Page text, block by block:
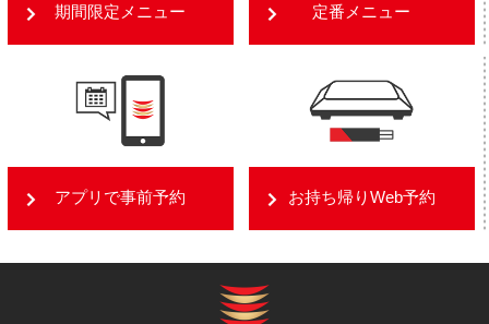
期間限定メニュー 定番メニュー
アプリで事前予約 お持ち帰りWeb予約